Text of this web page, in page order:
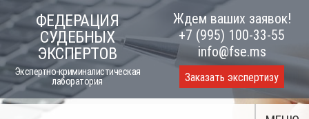
to
content
ФЕДЕРАЦИЯ
СУДЕБНЫХ
ЭКСПЕРТОВ
Экспертно-криминалистическая
лаборатория
Ждем ваших заявок!
+7 (995) 100-33-55
info@fse.ms
Заказать экспертизу